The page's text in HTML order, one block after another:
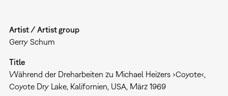
Artist / Artist group
Gerry Schum
Title
Während der Dreharbeiten zu Michael Heizers ›Coyote‹,
Coyote Dry Lake, Kalifornien, USA, März 1969